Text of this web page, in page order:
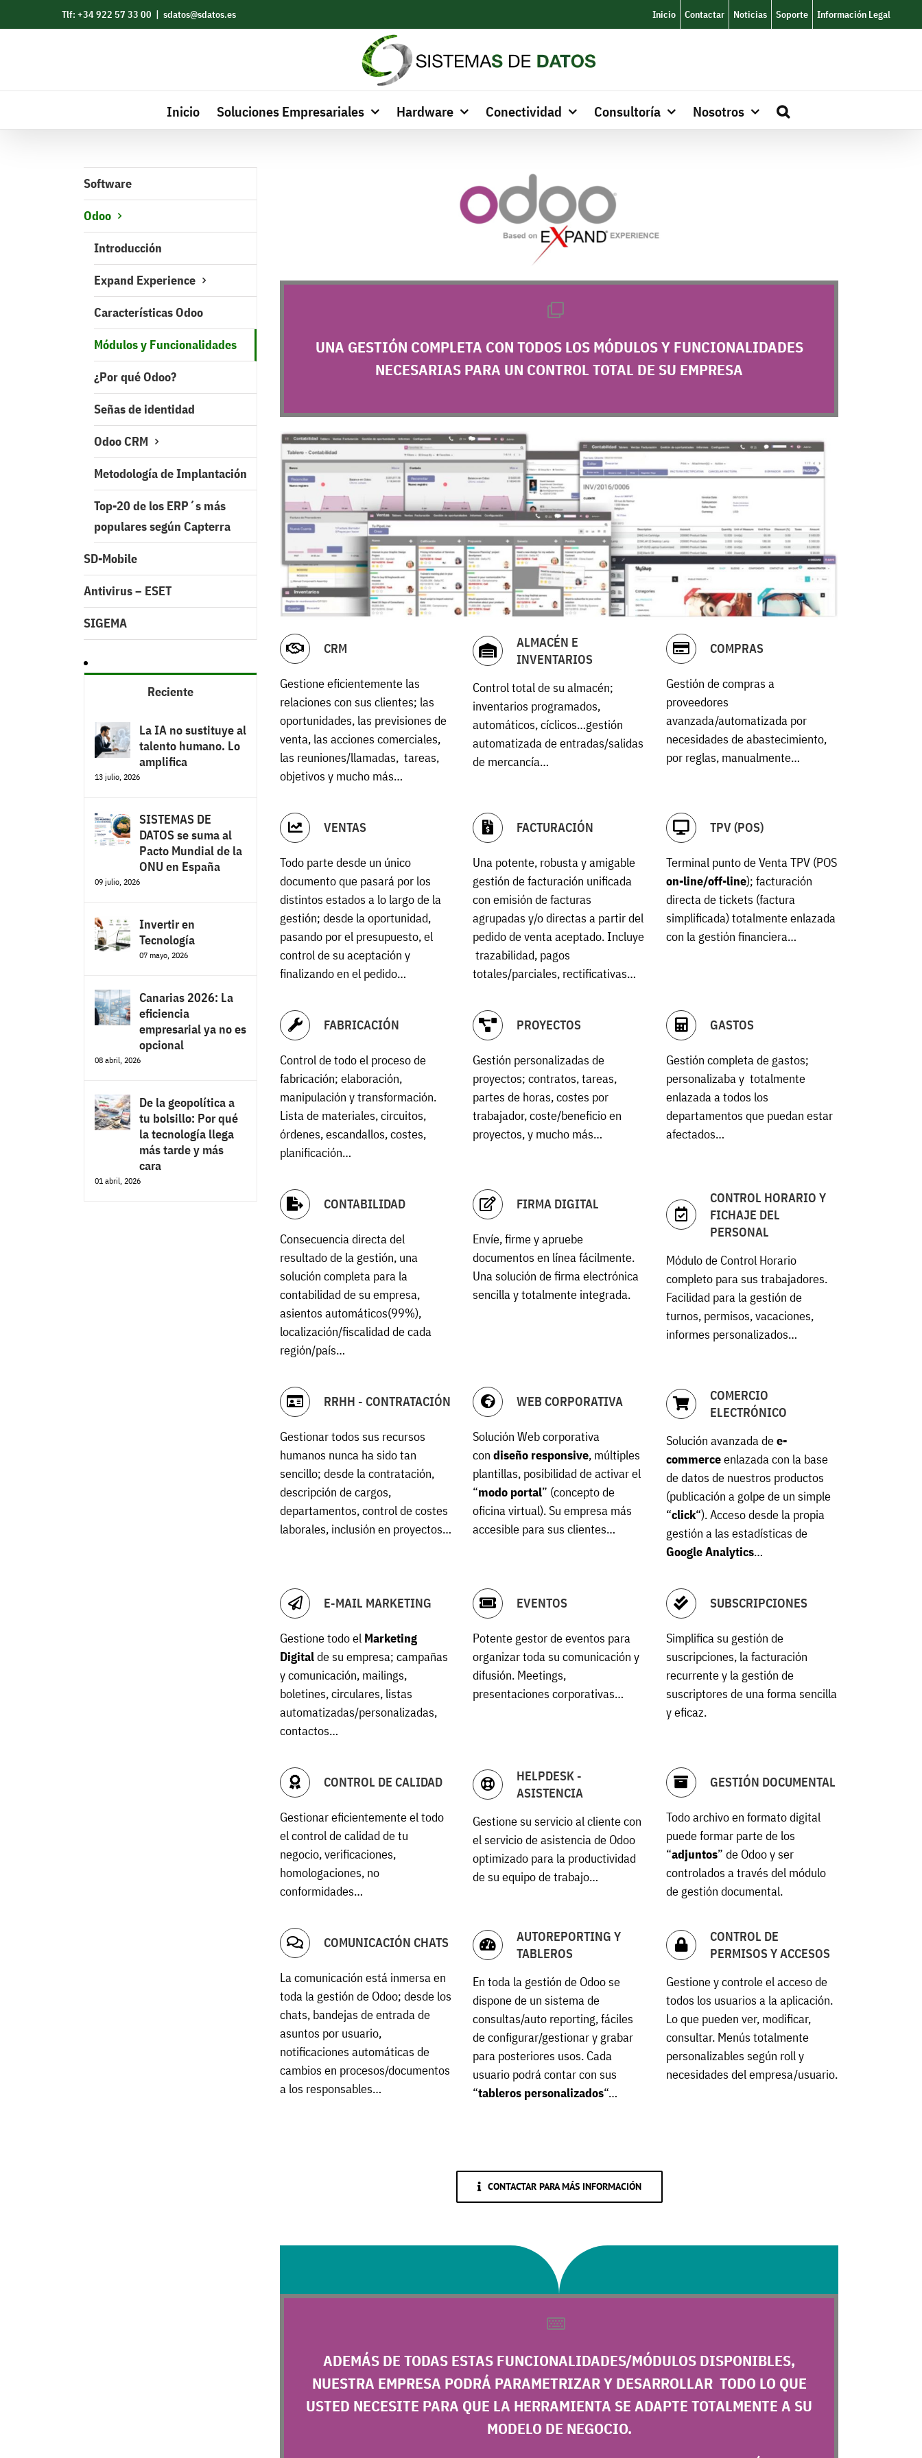
al
Tlf: +34 922 57 33 00 | sdatos@sdatos.es Inicio Contactar Noticias Soporte Información Legal
Inicio Soluciones Empresariales Hardware Conectividad Consultoría Nosotros
UNA GESTIÓN COMPLETA CON TODOS LOS MÓDULOSYFUNCIONALIDADES
NECESARIAS PARA UN CONTROL TOTAL DE SU EMPRESA
CRM
Gestione eficientemente las
relaciones con sus clientes; las
oportunidades, las previsiones de
venta, las acciones comerciales,
las reuniones/llamadas, tareas,
objetivos y mucho más…
ALMACÉN E
INVENTARIOS
Control total de su almacén;
inventarios programados,
automáticos, cíclicos…gestión
automatizada de entradas/salidas
de mercancía…
COMPRAS
Gestión de compras a
proveedores
avanzada/automatizada por
necesidades de abastecimiento,
por reglas, manualmente…
VENTAS
Todo parte desde un único
documento que pasará por los
distintos estados a lo largo de la
gestión; desde la oportunidad,
pasando por el presupuesto, el
control de su aceptación y
finalizando en el pedido…
FACTURACIÓN
Una potente, robusta y amigable
gestión de facturación unificada
con emisión de facturas
agrupadas y/o directas a partir del
pedido de venta aceptado. Incluye
trazabilidad, pagos
totales/parciales, rectificativas…
TPV (POS)
Terminal punto de Venta TPV (POS
on-line/off-line); facturación
directa de tickets (factura
simplificada) totalmente enlazada
con la gestión financiera…
FABRICACIÓN
Control de todo el proceso de
fabricación; elaboración,
manipulación y transformación.
Lista de materiales, circuitos,
órdenes, escandallos, costes,
planificación…
PROYECTOS
Gestión personalizadas de
proyectos; contratos, tareas,
partes de horas, costes por
trabajador, coste/beneficio en
proyectos, y mucho más…
GASTOS
Gestión completa de gastos;
personalizaba y totalmente
enlazada a todos los
departamentos que puedan estar
afectados…
CONTABILIDAD
Consecuencia directa del
resultado de la gestión, una
solución completa para la
contabilidad de su empresa,
asientos automáticos(99%),
localización/fiscalidad de cada
región/país…
FIRMA DIGITAL
Envíe, firme y apruebe
documentos en línea fácilmente.
Una solución de firma electrónica
sencilla y totalmente integrada.
CONTROL HORARIO Y
FICHAJE DEL
PERSONAL
Módulo de Control Horario
completo para sus trabajadores.
Facilidad para la gestión de
turnos, permisos, vacaciones,
informes personalizados…
RRHH - CONTRATACIÓN
Gestionar todos sus recursos
humanos nunca ha sido tan
sencillo; desde la contratación,
descripción de cargos,
departamentos, control de costes
laborales, inclusión en proyectos…
WEB CORPORATIVA
Solución Web corporativa
condiseño responsive, múltiples
plantillas, posibilidad de activar el
“modo portal” (concepto de
oficina virtual). Su empresa más
accesible para sus clientes…
COMERCIO
ELECTRÓNICO
Solución avanzada dee-
commerceenlazada con la base
de datos de nuestros productos
(publicación a golpe de un simple
“click“). Acceso desde la propia
gestión a las estadísticas de
Google Analytics…
E-MAIL MARKETING
Gestione todo el Marketing
Digitalde su empresa; campañas
y comunicación, mailings,
boletines, circulares, listas
automatizadas/personalizadas,
contactos…
EVENTOS
Potente gestor de eventos para
organizar toda su comunicación y
difusión. Meetings,
presentaciones corporativas…
SUBSCRIPCIONES
Simplifica su gestión de
suscripciones, la facturación
recurrente y la gestión de
suscriptores de una forma sencilla
y eficaz.
CONTROL DE CALIDAD
Gestionar eficientemente el todo
el control de calidad de tu
negocio, verificaciones,
homologaciones, no
conformidades…
HELPDESK -
ASISTENCIA
Gestione su servicio al cliente con
el servicio de asistencia de Odoo
optimizado para la productividad
de su equipo de trabajo…
GESTIÓN DOCUMENTAL
Todo archivo en formato digital
puede formar parte de los
“adjuntos” de Odoo y ser
controlados a través del módulo
de gestión documental.
COMUNICACIÓN CHATS
La comunicación está inmersa en
toda la gestión de Odoo; desde los
chats, bandejas de entrada de
asuntos por usuario,
notificaciones automáticas de
cambios en procesos/documentos
a los responsables…
AUTOREPORTING Y
TABLEROS
En toda la gestión de Odoo se
dispone de un sistema de
consultas/auto reporting, fáciles
de configurar/gestionar y grabar
para posteriores usos. Cada
usuario podrá contar con sus
“tableros personalizados“…
CONTROL DE
PERMISOS Y ACCESOS
Gestione y controle el acceso de
todos los usuarios a la aplicación.
Lo que pueden ver, modificar,
consultar. Menús totalmente
personalizables según roll y
necesidades del empresa/usuario.
CONTACTAR PARA MÁS INFORMACIÓN
ADEMÁS DE TODAS ESTAS FUNCIONALIDADES/MÓDULOS DISPONIBLES,
NUESTRA EMPRESA PODRÁ PARAMETRIZARY DESARROLLARTODO LO QUE
USTED NECESITE PARA QUE LA HERRAMIENTA SE ADAPTE TOTALMENTE A SU
MODELO DE NEGOCIO.
Software
Odoo
Introducción
Expand Experience
Características Odoo
Módulos y Funcionalidades
¿Por qué Odoo?
Señas de identidad
Odoo CRM
Metodología de Implantación
Top-20 de los ERP´s más
populares según Capterra
SD-Mobile
Antivirus – ESET
SIGEMA
Reciente
La IA no sustituye al
talento humano. Lo
amplifica
13 julio, 2026
SISTEMAS DE
DATOS se suma al
Pacto Mundial de la
ONU en España
09 julio, 2026
Invertir en
Tecnología
07 mayo, 2026
Canarias 2026: La
eficiencia
empresarial ya no es
opcional
08 abril, 2026
De la geopolítica a
tu bolsillo: Por qué
la tecnología llega
más tarde y más
cara
01 abril, 2026